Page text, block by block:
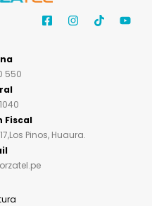
550
Fiscal
Pinos, Huaura.